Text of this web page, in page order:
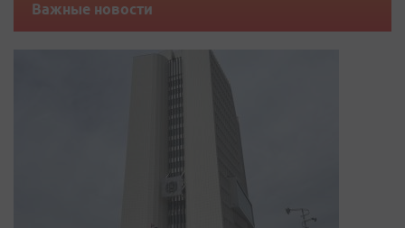
Важные новости